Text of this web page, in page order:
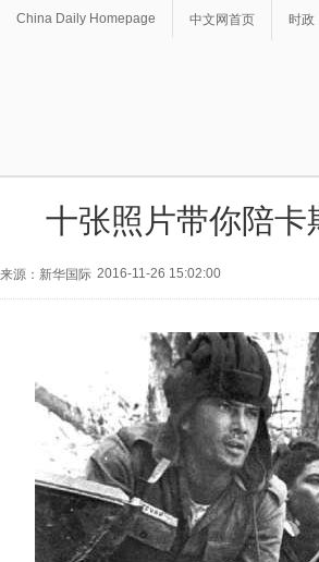
China Daily Homepage 中文网首页 时政
十张照片带你陪卡
来源：新华国际 2016-11-26 15:02:00